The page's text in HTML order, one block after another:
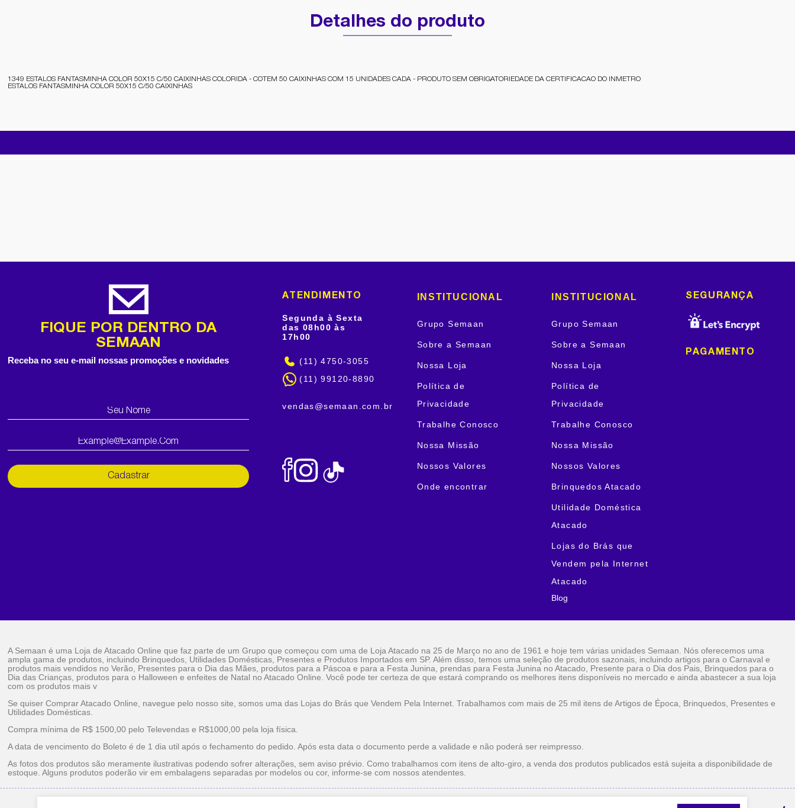
Detalhes do produto
1349 ESTALOS FANTASMINHA COLOR 50X15 C/50 CAIXINHAS COLORIDA - COTEM 50 CAIXINHAS COM 15 UNIDADES CADA - PRODUTO SEM OBRIGATORIEDADE DA CERTIFICACAO DO INMETRO
ESTALOS FANTASMINHA COLOR 50X15 C/50 CAIXINHAS
FIQUE POR DENTRO DA
SEMAAN
Receba no seu e-mail nossas promoções e novidades
Cadastrar
ATENDIMENTO
Segunda à Sexta
das 08h00 às
17h00
(11) 4750-3055
(11) 99120-8890
vendas@semaan.com.br
INSTITUCIONAL
Grupo Semaan
Sobre a Semaan
Nossa Loja
Política de
Privacidade
Trabalhe Conosco
Nossa Missão
Nossos Valores
Onde encontrar
INSTITUCIONAL
Grupo Semaan
Sobre a Semaan
Nossa Loja
Política de
Privacidade
Trabalhe Conosco
Nossa Missão
Nossos Valores
Brinquedos Atacado
Utilidade Doméstica
Atacado
Lojas do Brás que
Vendem pela Internet
Atacado
Blog
SEGURANÇA
PAGAMENTO
A Semaan é uma Loja de Atacado Online que faz parte de um Grupo que começou com uma de Loja Atacado na 25 de Março no ano de 1961 e hoje tem várias unidades Semaan. Nós oferecemos uma
ampla gama de produtos, incluindo Brinquedos, Utilidades Domésticas, Presentes e Produtos Importados em SP. Além disso, temos uma seleção de produtos sazonais, incluindo artigos para o Carnaval e
produtos mais vendidos no Verão, Presentes para o Dia das Mães, produtos para a Páscoa e para a Festa Junina, prendas para Festa Junina no Atacado, Presente para o Dia dos Pais, Brinquedos para o
Dia das Crianças, produtos para o Halloween e enfeites de Natal no Atacado Online. Você pode ter certeza de que estará comprando os melhores itens disponíveis no mercado e ainda abastecer a sua loja
com os produtos mais v
Se quiser Comprar Atacado Online, navegue pelo nosso site, somos uma das Lojas do Brás que Vendem Pela Internet. Trabalhamos com mais de 25 mil itens de Artigos de Época, Brinquedos, Presentes e
Utilidades Domésticas.
Compra mínima de R$ 1500,00 pelo Televendas e R$1000,00 pela loja física.
A data de vencimento do Boleto é de 1 dia util após o fechamento do pedido. Após esta data o documento perde a validade e não poderá ser reimpresso.
As fotos dos produtos são meramente ilustrativas podendo sofrer alterações, sem aviso prévio. Como trabalhamos com itens de alto-giro, a venda dos produtos publicados está sujeita a disponibilidade de
estoque. Alguns produtos poderão vir em embalagens separadas por modelos ou cor, informe-se com nossos atendentes.